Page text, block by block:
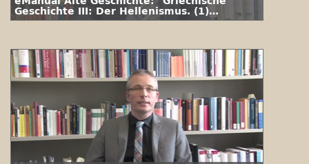
Geschichte III: Der Hellenismus. (1)
Alexander der Große"